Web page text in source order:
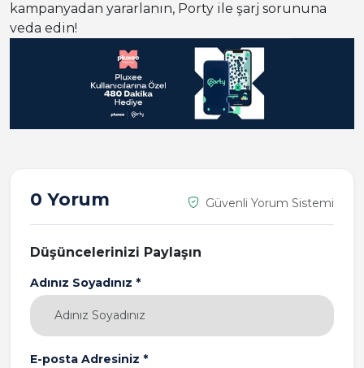
kampanyadan yararlanın, Porty ile şarj sorununa
veda edin!
0 Yorum Güvenli Yorum Sistemi
Düşüncelerinizi Paylaşın
Adınız Soyadınız *
E-posta Adresiniz *